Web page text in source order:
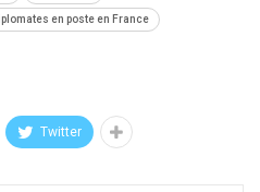
en poste en France
Twitter